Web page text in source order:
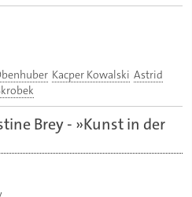
Kacper Kowalski Astrid
Brey - »Kunst in der